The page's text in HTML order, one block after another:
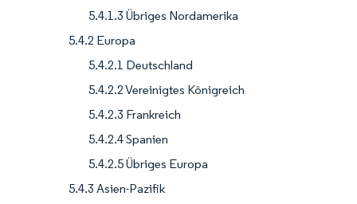
5.4.1.3 Übriges Nordamerika
5.4.2 Europa
5.4.2.1 Deutschland
5.4.2.2 Vereinigtes Königreich
5.4.2.3 Frankreich
5.4.2.4 Spanien
5.4.2.5 Übriges Europa
5.4.3 Asien-Pazifik